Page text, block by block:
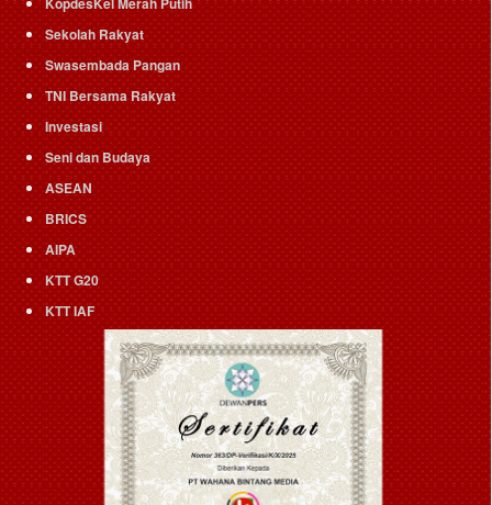
Sekolah Rakyat
Swasembada Pangan
TNI Bersama Rakyat
Investasi
Seni dan Budaya
ASEAN
BRICS
AIPA
KTT G20
KTT IAF